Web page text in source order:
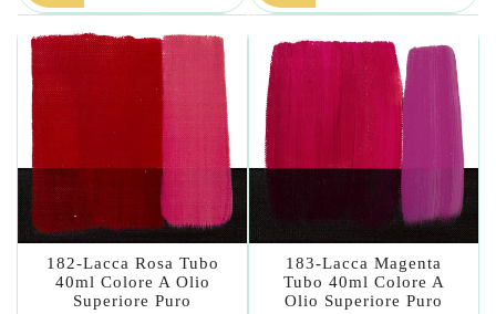
182-Lacca Rosa Tubo
40ml Colore A Olio
Superiore Puro
183-Lacca Magenta
Tubo 40ml Colore A
Olio Superiore Puro